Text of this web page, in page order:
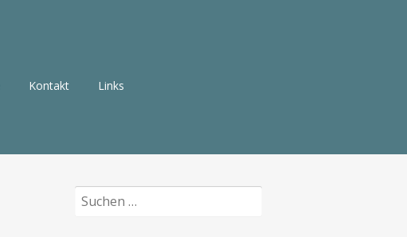
Kontakt Links
Suchen
nach: